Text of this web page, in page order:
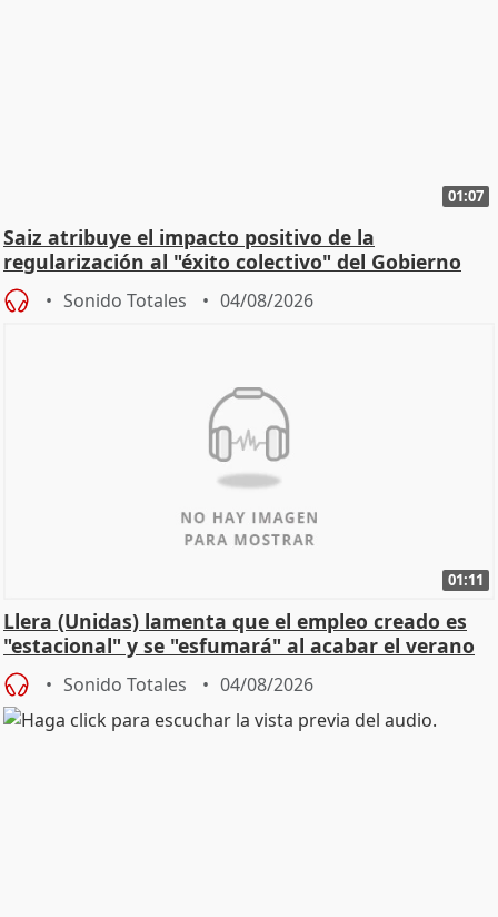
01:07
Saiz atribuye el impacto positivo de la
regularización al "éxito colectivo" del Gobierno
Sonido Totales 04/08/2026
01:11
Llera (Unidas) lamenta que el empleo creado es
"estacional" y se "esfumará" al acabar el verano
Sonido Totales 04/08/2026